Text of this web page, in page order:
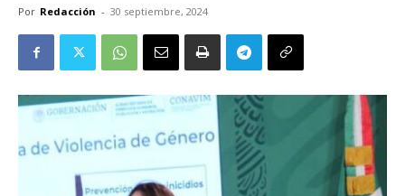
Por Redacción - 30 septiembre, 2024